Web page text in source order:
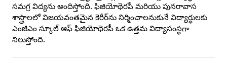
సమగ్ర విద్యను అందిస్తోంది. ఫిజియోథెరపీ మరియు పునరావాస
శాస్త్రాలలో విజయవంతమైన కెరీర్‌ను నిర్మించాలనుకునే విద్యార్థులకు
ఎంజీఎం స్కూల్ ఆఫ్ ఫిజియోథెరపీ ఒక ఉత్తమ విద్యాసంస్థగా
నిలుస్తోంది.